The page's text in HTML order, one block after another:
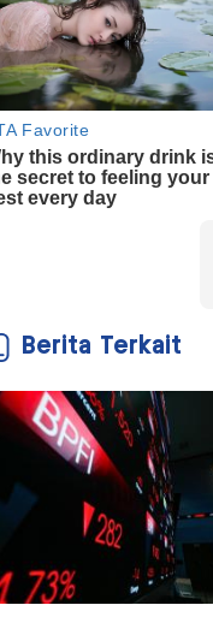
Berita Terkait